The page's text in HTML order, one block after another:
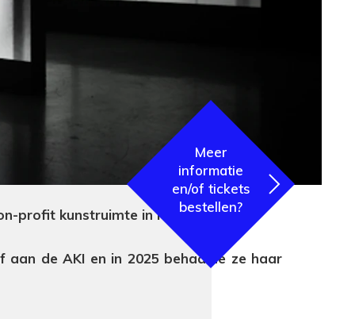
Meer
informatie
en/of tickets
bestellen?
profit kunstruimte in Rotterdam.
aan de AKI en in 2025 behaalde ze haar